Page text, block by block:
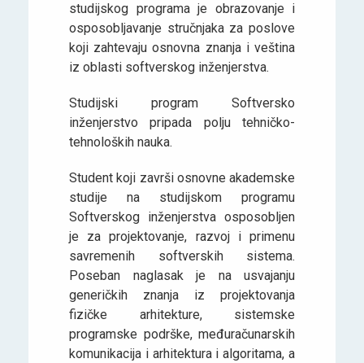
studijskog programa je obrazovanje i
osposobljavanje stručnjaka za poslove
koji zahtevaju osnovna znanja i veština
iz oblasti softverskog inženjerstva.
Studijski program Softversko
inženjerstvo pripada polju tehničko-
tehnoloških nauka.
Student koji završi osnovne akademske
studije na studijskom programu
Softverskog inženjerstva osposobljen
je za projektovanje, razvoj i primenu
savremenih softverskih sistema.
Poseban naglasak je na usvajanju
generičkih znanja iz projektovanja
fizičke arhitekture, sistemske
programske podrške, međuračunarskih
komunikacija i arhitektura i algoritama, a